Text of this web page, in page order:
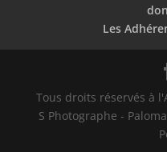
Les
Tous droits réservés à
S Photographe -